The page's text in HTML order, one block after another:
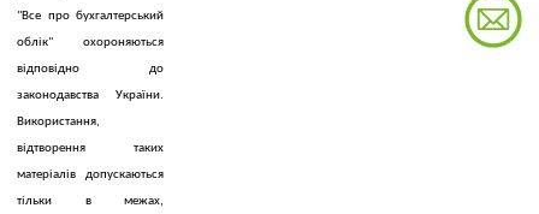
"Все про бухгалтерський
облік" охороняються
відповідно до
законодавства України.
Використання,
відтворення таких
матеріалів допускаються
тільки в межах,